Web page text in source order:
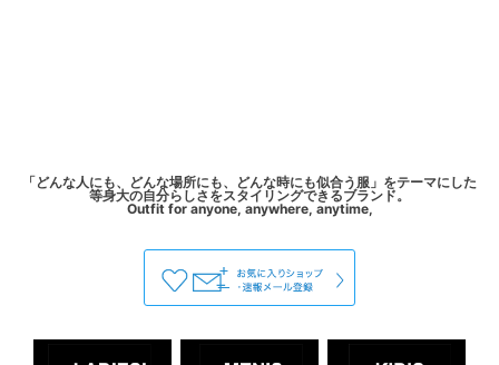
「どんな人にも、どんな場所にも、どんな時にも似合う服」をテーマにした
等身大の自分らしさをスタイリングできるブランド。